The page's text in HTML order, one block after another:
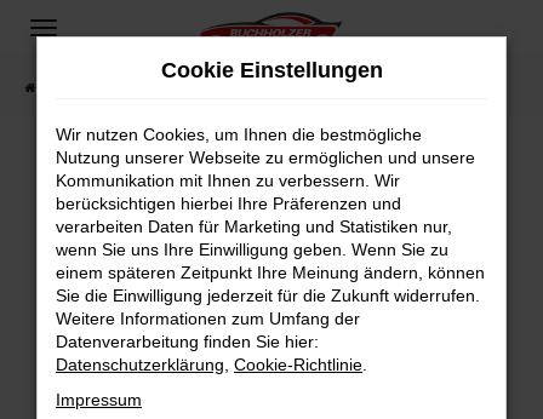
Zum
springen
Fahrzeugsuche
Fehler: Network Error
Beim Laden ist ein Fehler aufgetreten.
Hier sind ein paar Tipps, die dir helfen können:
Überprüfe deine Firewall und deine
Internetverbindung.
Laden andere Webseiten, zum Beispiel deine
Suchmaschine?
Cookie Einstellungen
Wir nutzen Cookies, um Ihnen die bestmögliche
Nutzung unserer Webseite zu ermöglichen und unsere
Kommunikation mit Ihnen zu verbessern. Wir
berücksichtigen hierbei Ihre Präferenzen und
verarbeiten Daten für Marketing und Statistiken nur,
wenn Sie uns Ihre Einwilligung geben. Wenn Sie zu
einem späteren Zeitpunkt Ihre Meinung ändern, können
Sie die Einwilligung jederzeit für die Zukunft widerrufen.
Weitere Informationen zum Umfang der
Datenverarbeitung finden Sie hier:
Datenschutzerklärung Cookie-Richtlinie
Impressum